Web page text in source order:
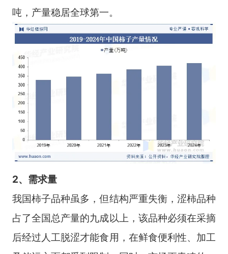
吨，产量稳居全球第一。
2、需求量
我国柿子品种虽多，但结构严重失衡，涩柿品种
占了全国总产量的九成以上，该品种必须在采摘
后经过人工脱涩才能食用，在鲜食便利性、加工